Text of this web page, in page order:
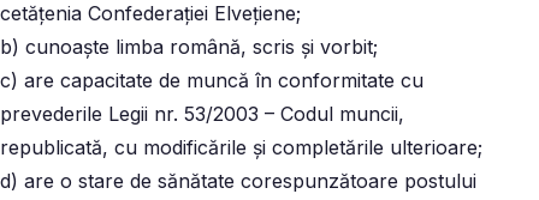
cetăţenia Confederaţiei Elveţiene;
b) cunoaşte limba română, scris şi vorbit;
c) are capacitate de muncă în conformitate cu
prevederile Legii nr. 53/2003 – Codul muncii,
republicată, cu modificările şi completările ulterioare;
d) are o stare de sănătate corespunzătoare postului